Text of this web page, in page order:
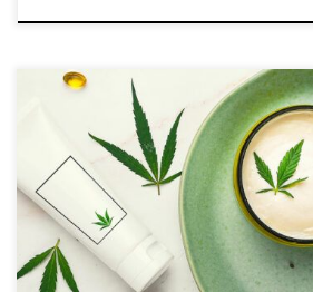
Cholesterol jest tłuszczopodobną i
która w ludzkim organizmie jest
hormonów i witaminy D, a także do
zawarty w żywności, takiej jak mięso,
w smażonych i przetworzonych
Spożywanie zbyt dużej ilości tych
pokarmów może zwiększyć […]